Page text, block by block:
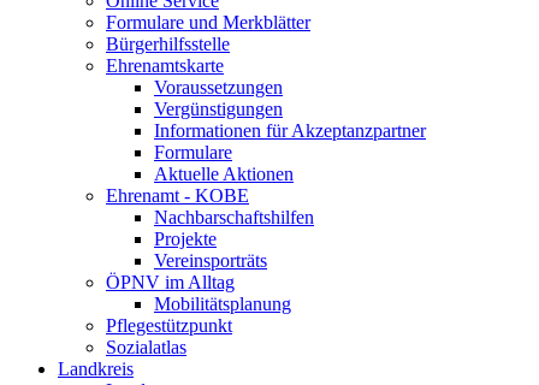
Formulare und Merkblätter
Bürgerhilfsstelle
Ehrenamtskarte
Voraussetzungen
Vergünstigungen
Informationen für Akzeptanzpartner
Formulare
Aktuelle Aktionen
Ehrenamt - KOBE
Nachbarschaftshilfen
Projekte
Vereinsporträts
ÖPNV im Alltag
Mobilitätsplanung
Pflegestützpunkt
Sozialatlas
Landkreis